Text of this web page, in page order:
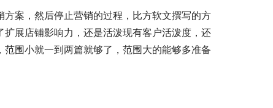
案，然后停止营销的过程，比方软文撰写的方
展店铺影响力，还是活泼现有客户活泼度，还
围小就一到两篇就够了，范围大的能够多准备